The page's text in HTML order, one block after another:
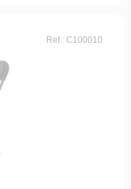
Ref : C100010